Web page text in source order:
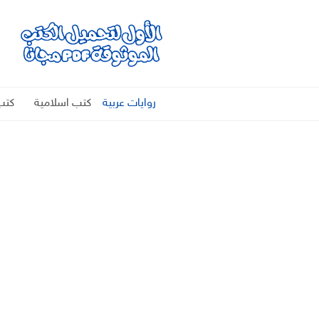
روايات عربية كتب اسلامية